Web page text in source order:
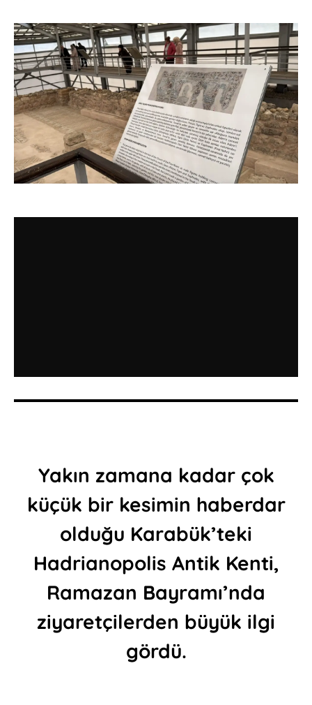
Yakın zamana kadar çok
küçük bir kesimin haberdar
olduğu Karabük’teki
Hadrianopolis Antik Kenti,
Ramazan Bayramı’nda
ziyaretçilerden büyük ilgi
gördü.